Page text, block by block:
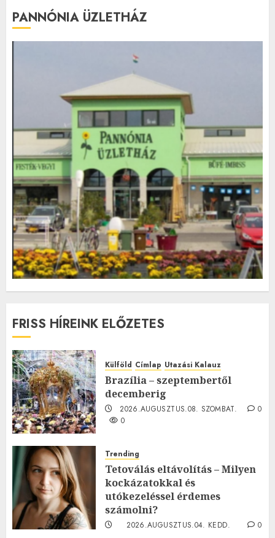
PANNÓNIA ÜZLETHÁZ
FRISS HÍREINK ELŐZETES
Külföld Címlap Utazási Kalauz
Brazília – szeptembertől
decemberig
2026.AUGUSZTUS.08. SZOMBAT.
0
0
Trending
Tetoválás eltávolítás – Milyen
kockázatokkal és
utókezeléssel érdemes
számolni?
2026.AUGUSZTUS.04. KEDD.
0